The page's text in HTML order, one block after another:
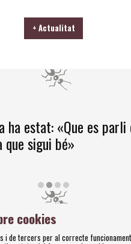
+ Actualitat
ha estat: «Que es parli
que sigui bé»
cookies
i de tercers per al correcte